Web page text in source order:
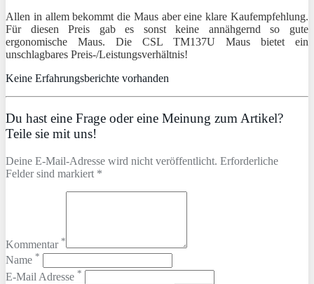
Allen in allem bekommt die Maus aber eine klare Kaufempfehlung.
Für diesen Preis gab es sonst keine annähgernd so gute
ergonomische Maus. Die CSL TM137U Maus bietet ein
unschlagbares Preis-/Leistungsverhältnis!
Keine Erfahrungsberichte vorhanden
Du hast eine Frage oder eine Meinung zum Artikel?
Teile sie mit uns!
Deine E-Mail-Adresse wird nicht veröffentlicht. Erforderliche
Felder sind markiert *
Kommentar *
Name *
E-Mail Adresse *